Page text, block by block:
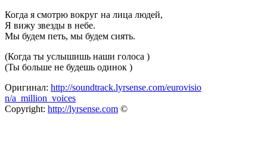
Когда я смотрю вокруг на лица людей,
Я вижу звезды в небе.
Мы будем петь, мы будем сиять.
(Когда ты услышишь наши голоса )
(Ты больше не будешь одинок )
Оригинал: http://soundtrack.lyrsense.com/eurovisio
n/a_million_voices
Copyright: http://lyrsense.com ©